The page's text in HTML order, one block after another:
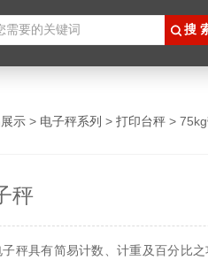
示 > 电子秤系列 > 打印台秤 >
秤
秤具有简易计数、计重及百分比